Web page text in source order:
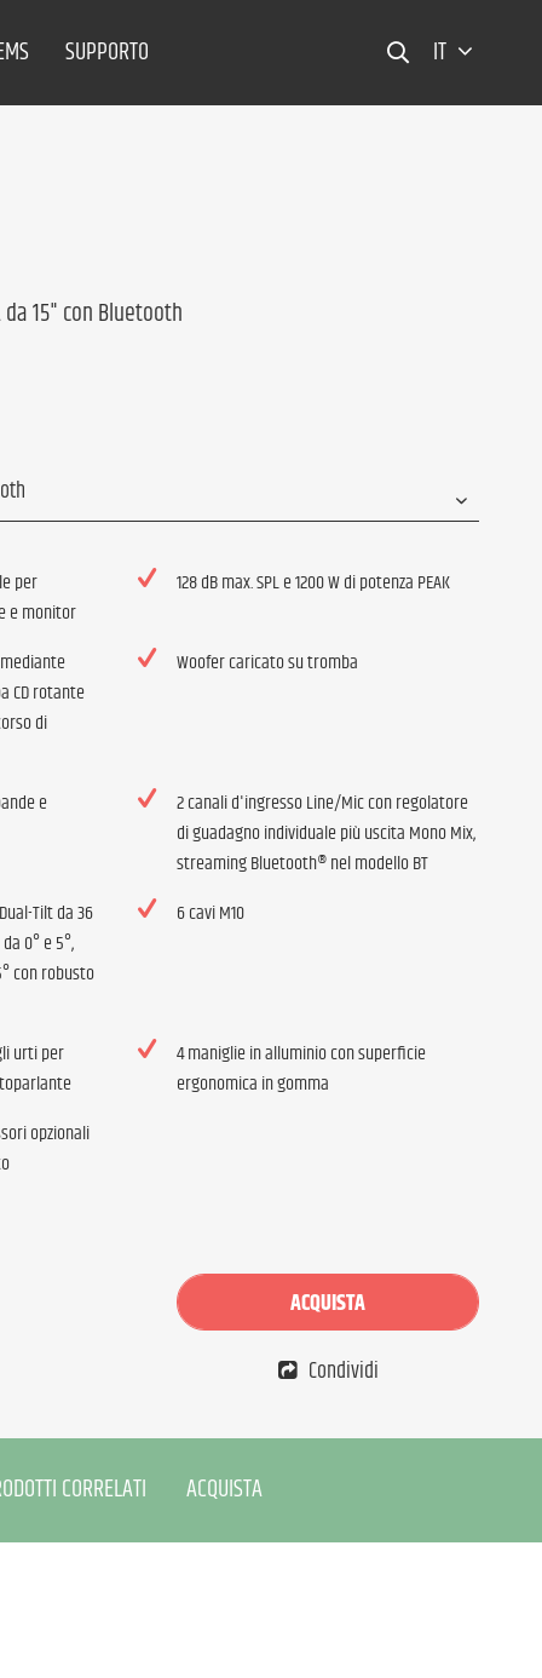
SUPPORTO IT
15" con Bluetooth
per
e monitor
128 dB max. SPL e 1200 W di potenza PEAK
CD rotante
di
Woofer caricato su tromba
e
2 canali d'ingresso Line/Mic con regolatore
di guadagno individuale più uscita Mono Mix,
streaming Bluetooth® nel modello BT
Tilt da 36
0° e 5°,
con robusto
6 cavi M10
urti per
4 maniglie in alluminio con superficie
ergonomica in gomma
opzionali
ACQUISTA
Condividi
CORRELATI ACQUISTA